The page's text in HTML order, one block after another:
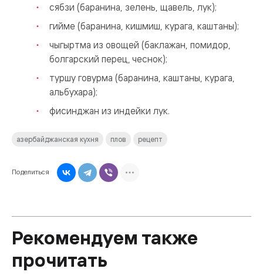
сябзи (баранина, зелень, щавель, лук);
гийме (баранина, кишмиш, курага, каштаны);
чыгыртма из овощей (баклажан, помидор,
болгарский перец, чеснок);
туршу говурма (баранина, каштаны, курага,
альбухара);
фисинджан из индейки лук.
азербайджанская кухня плов рецепт
Поделиться
Рекомендуем также
прочитать